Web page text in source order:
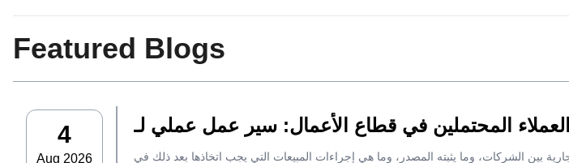
Featured Blogs
4
Aug 2026